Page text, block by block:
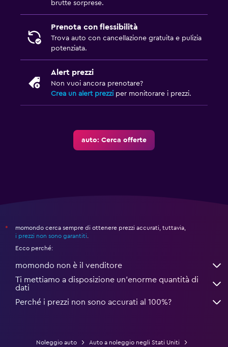
brutte sorprese.
Prenota con flessibilità
Trova auto con cancellazione gratuita e pulizia
potenziata.
Alert prezzi
Non vuoi ancora prenotare?
Crea un alert prezzi per monitorare i prezzi.
auto: Cerca offerte
*
momondo cerca sempre di ottenere prezzi accurati, tuttavia,
i prezzi non sono garantiti.
Ecco perché:
momondo non è il venditore
Ti mettiamo a disposizione un’enorme quantità di
dati
Perché i prezzi non sono accurati al 100%?
Noleggio auto
Auto a noleggio negli Stati Uniti